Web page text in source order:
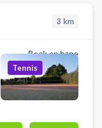
3 km
Book en bane
Tennis